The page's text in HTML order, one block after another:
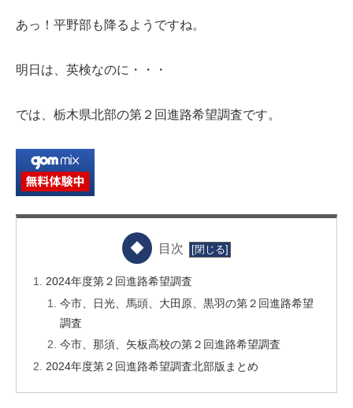
あっ！平野部も降るようですね。
明日は、英検なのに・・・
では、栃木県北部の第２回進路希望調査です。
目次
2024年度第２回進路希望調査
今市、日光、馬頭、大田原、黒羽の第２回進路希望
調査
今市、那須、矢板高校の第２回進路希望調査
2024年度第２回進路希望調査北部版まとめ